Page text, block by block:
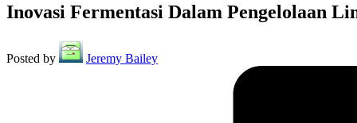
Inovasi Fermentasi Dalam Pengelolaan
Posted by Jeremy Bailey